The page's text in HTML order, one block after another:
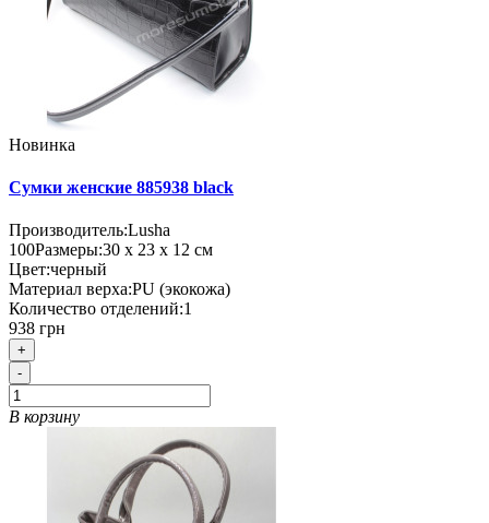
Новинка
Сумки женские 885938 black
Производитель:Lusha
100Размеры:30 х 23 х 12 см
Цвет:черный
Материал верха:PU (экокожа)
Количество отделений:1
938 грн
+
-
В корзину